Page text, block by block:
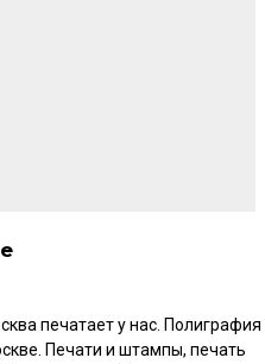
печатает у нас. Полиграфия
Печати и штампы, печать